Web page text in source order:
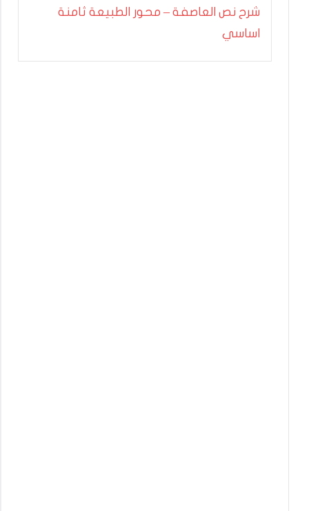
شرح نص العاصفة – محور الطبيعة ثامنة
اساسي